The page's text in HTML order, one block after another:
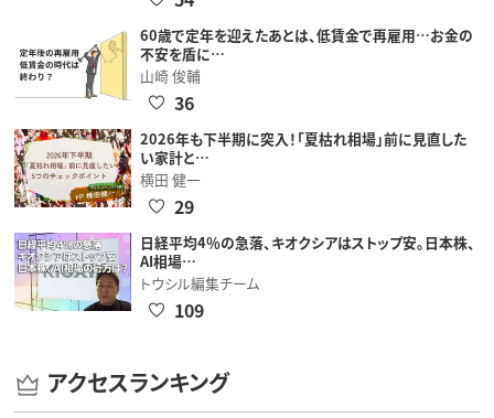
60歳で定年を迎えたあとは、低賃金で再雇用…お金の
不安を盾に…
山崎 俊輔
36
2026年も下半期に突入！「夏枯れ相場」前に見直した
い家計と…
横田 健一
29
日経平均4％の急落、キオクシアはストップ安。日本株、
AI相場…
トウシル編集チーム
109
アクセスランキング